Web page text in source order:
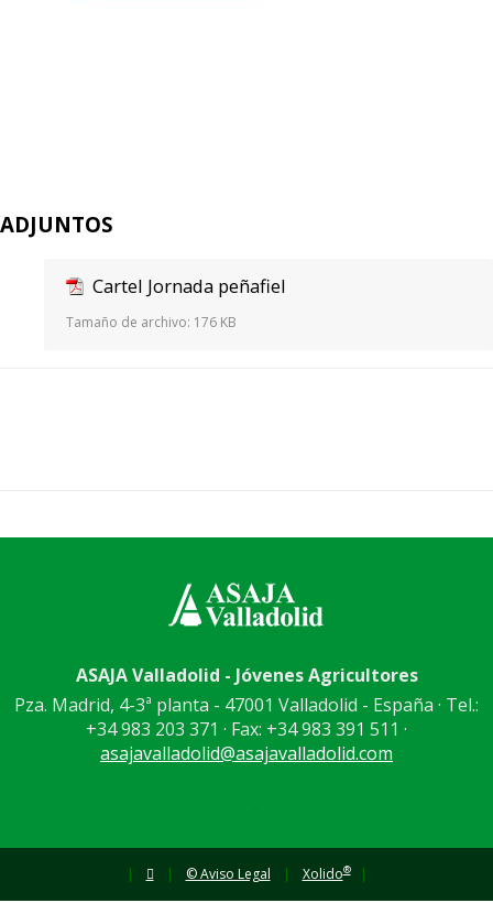
ADJUNTOS
Cartel Jornada peñafiel
Tamaño de archivo: 176 KB
ASAJA Valladolid - Jóvenes Agricultores
Pza. Madrid, 4-3ª planta - 47001 Valladolid - España · Tel.:
+34 983 203 371 · Fax: +34 983 391 511 ·
asajavalladolid@asajavalladolid.com
| | © Aviso Legal | Xolido® |